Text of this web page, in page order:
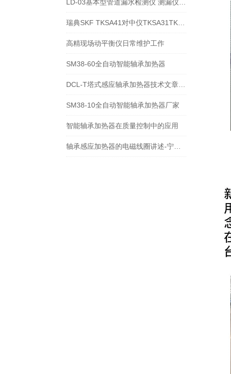
高精现场动平衡仪日常维护工作
SM38-60全自动智能轴承加热器
SM38-10全自动智能轴承加热器厂家
智能轴承加热器在质量控制中的应用